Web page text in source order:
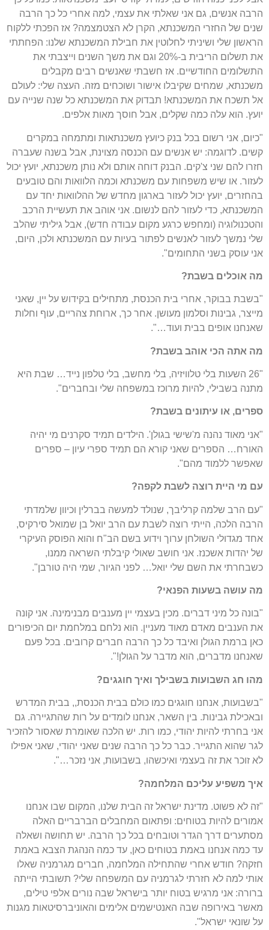
הרבה אנשים, גם אני שאלתי את עצמי, למה אחרי כל כך הרבה
שנים של החזרי המשכנתא, הקרן לא הצטמצמה? אז הפכתי ללקוח
הראשון שלי ושיניתי לחלוטין את חבילת המשכנתא שלנו: הפחתתי
את תשלום הריבית ב-20% וגם את משך השנים וייצבתי את
התשלומים החודשיים. אז חשבתי שאנשים רבים מקבלים
משכנתא, שמחים שקיבלו אישור ושוכחים מזה. העצה שלי: לעולם
אל תשכח את המשכנתא! תבדוק את המשכנתא כל שנה שנייה עם
יועץ. הוא עלה כמה שקלים, אבל חוסך מאות אלפים.
"כיום, אני רשום בכל בנק כיועץ משכנתאות ומתמחה במקרים
קשים. לדוגמה: יש אנשים עם הכנסה מצוינת, אבל בשנה שעברה
חזרו להם שני צ'קים. הבנק דוחה אותם ולא נותן משכנתא, יועץ יכול
לעזור. או שיש משפחות עם משכנתא וכמה הלוואות והם טובעים
בהחזרים, יועץ יכול לעזור בארגון מחדש של ההלוואות יחד עם
המשכנתא, כדי לעזור להם לנשום. אני אוהב את תעשיית הרכב
והטכנולוגיה (ומחפש כרגע מקום עבודה חדש), אבל גיליתי שהלב
שלי נמשך לעזור לאנשים לפתור בעיות עם המשכנתא ולכן, היום,
אני עוסק בשני התחומים".
מה אוכלים בשבת?
"בשבת בבוקר, אחרי בית הכנסת, מתחילים בקידוש על יין, שאני
מייצר, גבינות וסלמון מעושן. אחר כך, ארוחת צהריים, עוף וחלות
שאנחנו אופים בבית ועוד…".
מה אתה הכי אוהב בשבת?
"26 השעות בלי טלוויזיה, בלי מחשב, בלי טלפון נייד… שבת היא
מתנה בשבילי, להיות מרוכז במשפחה שלי ובחברים".
ספרים, או עיתונים בשבת?
"אני מאוד נהנה מ'שישי בגולן'. הילדים תמיד סקרנים מי יהיה
האורח… הספרים שאני קורא הם תמיד ספרי עיון – ספרים
שאפשר ללמוד מהם".
עם מי היית רוצה לשבת לקפה?
"עם הרב שלמה קרליבך, שנולד למעשה בברלין וכיוון שלמדתי
הרבה הלכה, הייתי רוצה לשבת עם הרב יואל בן שמואל סירקיס,
אחד מגדולי השולחן ערוך וידוע בשם הב"ח והוא הפוסק העיקרי
של יהדות אשכנז. אני חושב שאולי קיבלתי השראה ממנו,
כשבחרתי את השם שלי יואל… לפני הגיור, שמי היה טורבן".
מה עושה בשעות הפנאי?
"בונה כל מיני דברים. מכין בעצמי יין מענבים מבנימינה. אני קונה
את הענבים מאדם מאוד מעניין. הוא נלחם במלחמת יום הכיפורים
כאן ברמת הגולן ואיבד כל כך הרבה חברים קרובים. בכל פעם
שאנחנו מדברים, הוא מדבר על הגולן!".
מהו חג השבועות בשבילך ואיך חוגגים?
"בשבועות, אנחנו חוגגים כמו כולם בבית הכנסת,, בבית המדרש
ובאכילת גבינות. בין השאר, אנחנו לומדים על רות שהתגיירה. גם
אני בחרתי להיות יהודי, כמו רות. יש הלכה שאומרת שאסור להזכיר
לגר שהוא התגייר. כבר כל כך הרבה שנים שאני יהודי, שאני אפילו
לא זוכר את זה בעצמי ואיכשהו, בשבועות, אני נזכר…".
איך משפיע עליכם המלחמה?
"זה לא פשוט. מדינת ישראל זה הבית שלנו, המקום שבו אנחנו
אמורים להיות בטוחים: ופתאום המחבלים הברבריים האלה
מסתערים דרך הגדר וטובחים בכל כך הרבה. יש תחושה ושאלה
עד כמה אנחנו באמת בטוחים כאן, עד כמה הנהגת הצבא באמת
חזקה? חודש אחרי שהתחילה המלחמה, חברים מגרמניה שאלו
אותי למה לא חזרתי לגרמניה עם המשפחה שלי? תשובתי הייתה
ברורה: אני מרגיש בטוח יותר בישראל שבה נורים אלפי טילים,
מאשר באירופה שבה האנטישמים אלימים והאוניברסיטאות מגנות
על שונאי ישראל".